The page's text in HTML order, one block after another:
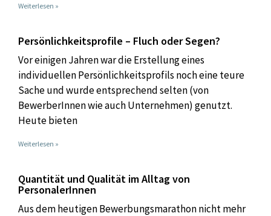
Weiterlesen »
Persönlichkeitsprofile – Fluch oder Segen?
Vor einigen Jahren war die Erstellung eines
individuellen Persönlichkeitsprofils noch eine teure
Sache und wurde entsprechend selten (von
BewerberInnen wie auch Unternehmen) genutzt.
Heute bieten
Weiterlesen »
Quantität und Qualität im Alltag von
PersonalerInnen
Aus dem heutigen Bewerbungsmarathon nicht mehr